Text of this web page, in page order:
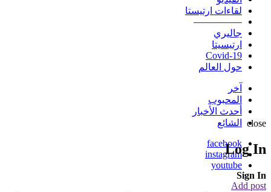
لقاءات ارتيستا
—————
جاليري
ارتيسيتا
Covid-19
حول العالم
آخر
المحبوب
أحدث الأخبار
الشائع
facebook
instagram
youtube
Add post
close
Log In
Sign In